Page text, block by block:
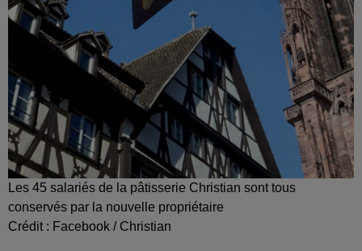
Les 45 salariés de la pâtisserie Christian sont tous
conservés par la nouvelle propriétaire
Crédit : Facebook / Christian